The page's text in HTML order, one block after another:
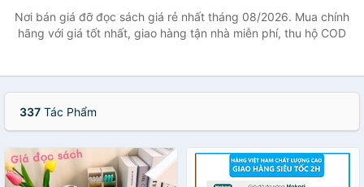
Nơi bán giá đỡ đọc sách giá rẻ nhất tháng 08/2026. Mua chính
hãng với giá tốt nhất, giao hàng tận nhà miễn phí, thu hộ COD
337 Tác Phẩm